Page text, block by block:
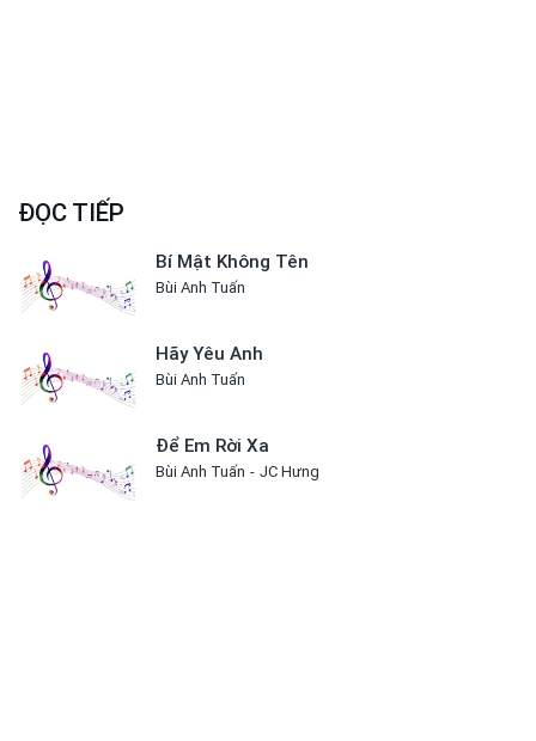
ĐỌC TIẾP
Bí Mật Không Tên
Bùi Anh Tuấn
Hãy Yêu Anh
Bùi Anh Tuấn
Để Em Rời Xa
Bùi Anh Tuấn JC Hưng